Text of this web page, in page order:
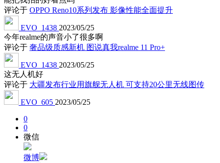
评论于 OPPO Reno10系列发布 影像性能全面提升
EVO_1438 2023/05/25
今年realme的声音小了很多啊
评论于 奢品级质感新机 图说真我realme 11 Pro+
EVO_1438 2023/05/25
这无人机好
评论于 大疆发布行业用旗舰无人机 可支持20公里无线图传
EVO_605 2023/05/25
0
0
微信
微博